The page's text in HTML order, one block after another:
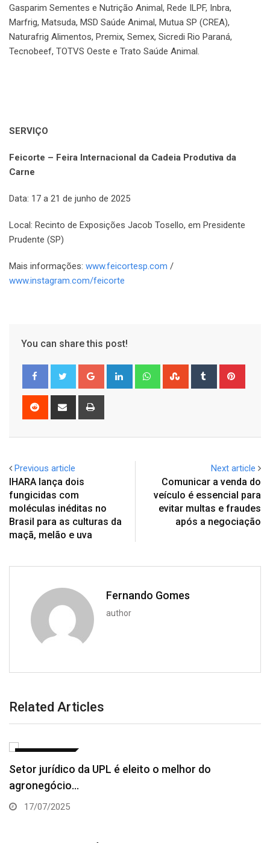
Gasparim Sementes e Nutrição Animal, Rede ILPF, Inbra,
Marfrig, Matsuda, MSD Saúde Animal, Mutua SP (CREA),
Naturafrig Alimentos, Premix, Semex, Sicredi Rio Paraná,
Tecnobeef, TOTVS Oeste e Trato Saúde Animal.
SERVIÇO
Feicorte – Feira Internacional da Cadeia Produtiva da
Carne
Data: 17 a 21 de junho de 2025
Local: Recinto de Exposições Jacob Tosello, em Presidente
Prudente (SP)
Mais informações: www.feicortesp.com /
www.instagram.com/feicorte
You can share this post!
Google+ LinkedIn WhatsappStumbleUpon
Tumblr
Reddit
Share
Previous article
IHARA lança dois
fungicidas com
moléculas inéditas no
Brasil para as culturas da
maçã, melão e uva
Next article
Comunicar a venda do
veículo é essencial para
evitar multas e fraudes
após a negociação
Fernando Gomes
author
Related Articles
Setor jurídico da UPL é eleito o melhor do
agronegócio…
17/07/2025